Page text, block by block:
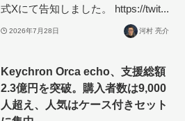
式Xにて告知しました。 https://twit...
2026年7月28日 河村 亮介
Keychron Orca echo、支援総額
2.3億円を突破。購入者数は9,000
人超え、人気はケース付きセット